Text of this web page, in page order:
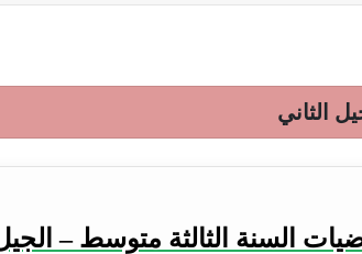
الثاني
السنة الثالثة متوسط –